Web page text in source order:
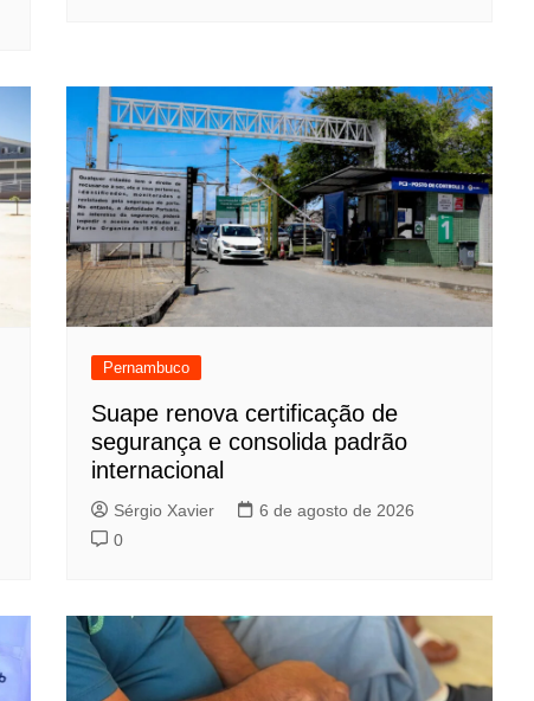
Pernambuco
Suape renova certificação de
segurança e consolida padrão
internacional
Sérgio Xavier
6 de agosto de 2026
0